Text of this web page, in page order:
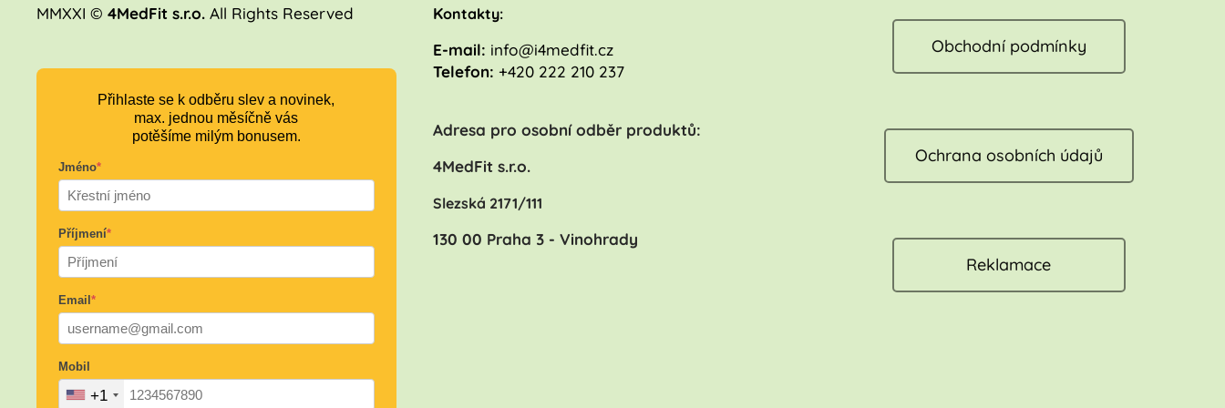
MMXXI © 4MedFit s.r.o. All Rights Reserved
Přihlaste se k odběru slev a novinek,
max. jednou měsíčně vás
potěšíme milým bonusem.
Jméno*
Příjmení*
Email *
Mobil
+1
Kontakty:
E-mail: info@i4medfit.cz
Telefon: +420 222 210 237
Adresa pro osobní odběr produktů:
4MedFit s.r.o.
Slezská 2171/111
130 00 Praha 3 - Vinohrady
Obchodní podmínky
Ochrana osobních údajů
Reklamace